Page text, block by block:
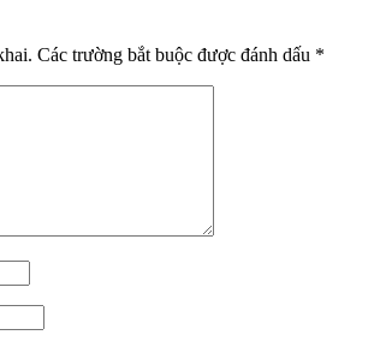
Các trường bắt buộc được đánh dấu *